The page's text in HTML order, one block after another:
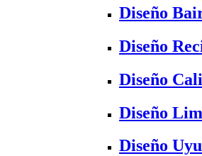
Diseño
Diseño
Diseño Cali
Diseño
Diseño